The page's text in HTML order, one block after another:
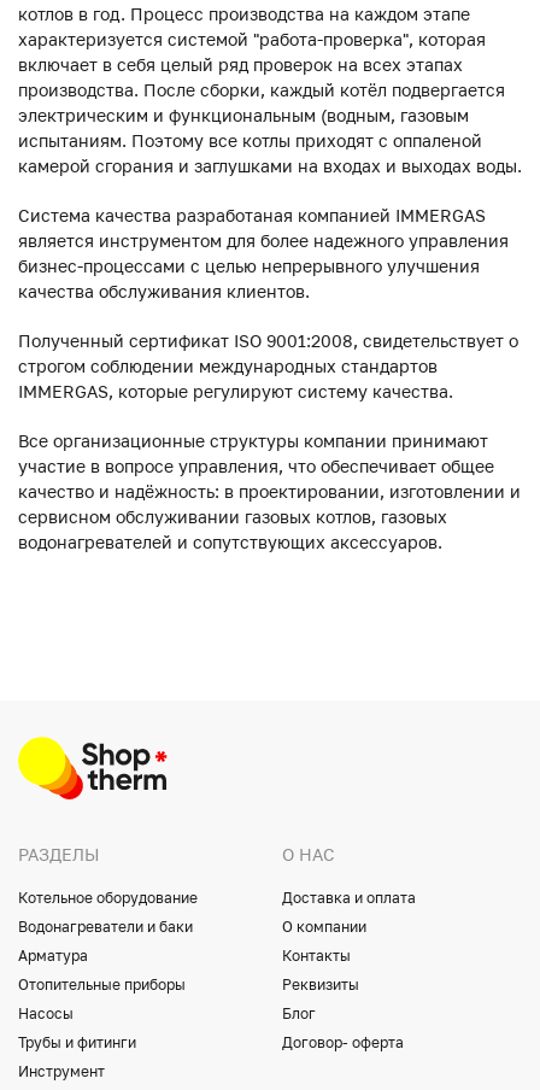
котлов в год. Процесс производства на каждом этапе
характеризуется системой "работа-проверка", которая
включает в себя целый ряд проверок на всех этапах
производства. После сборки, каждый котёл подвергается
электрическим и функциональным (водным, газовым
испытаниям. Поэтому все котлы приходят с оппаленой
камерой сгорания и заглушками на входах и выходах воды.
Система качества разработаная компанией IMMERGAS
является инструментом для более надежного управления
бизнес-процессами с целью непрерывного улучшения
качества обслуживания клиентов.
Полученный сертификат ISO 9001:2008, свидетельствует о
строгом соблюдении международных стандартов
IMMERGAS, которые регулируют систему качества.
Все организационные структуры компании принимают
участие в вопросе управления, что обеспечивает общее
качество и надёжность: в проектировании, изготовлении и
сервисном обслуживании газовых котлов, газовых
водонагревателей и сопутствующих аксессуаров.
РАЗДЕЛЫ
Котельное оборудование
Водонагреватели и баки
Арматура
Отопительные приборы
Насосы
Трубы и фитинги
Инструмент
О НАС
Доставка и оплата
О компании
Контакты
Реквизиты
Блог
Договор- оферта